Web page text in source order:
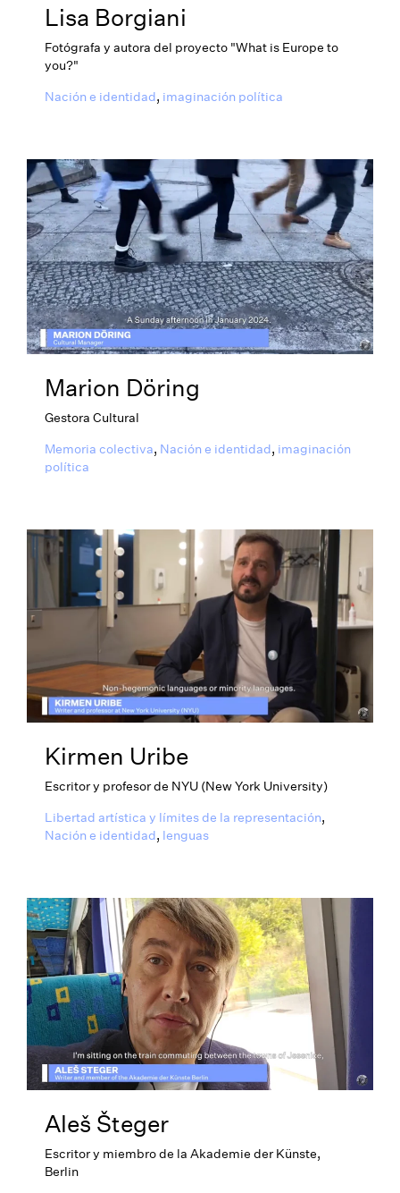
Lisa Borgiani
Fotógrafa y autora del proyecto "What is Europe to
you?"
Nación e identidad, imaginación política
Marion Döring
Gestora Cultural
Memoria colectiva, Nación e identidad, imaginación
política
Kirmen Uribe
Escritor y profesor de NYU (New York University)
Libertad artística y límites de la representación,
Nación e identidad, lenguas
Aleš Šteger
Escritor y miembro de la Akademie der Künste,
Berlin